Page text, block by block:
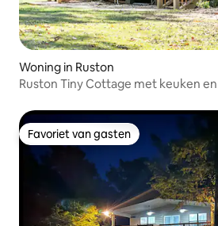
Woning in Ruston
Ruston Tiny Cottage met keuken
Favoriet van gasten
Favoriet van gasten